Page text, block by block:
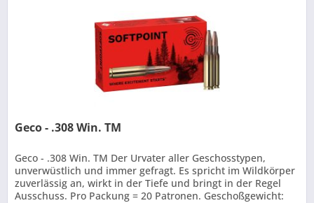
Geco - .308 Win. TM
Geco - .308 Win. TM Der Urvater aller Geschosstypen,
unverwüstlich und immer gefragt. Es spricht im Wildkörper
zuverlässig an, wirkt in der Tiefe und bringt in der Regel
Ausschuss. Pro Packung = 20 Patronen. Geschoßgewicht: